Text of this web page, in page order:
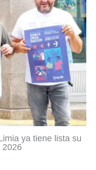
ya tiene lista su
2026